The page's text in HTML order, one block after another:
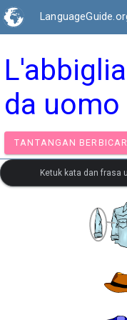
da uomo
TANTANGAN
Ketuk kata dan frasa